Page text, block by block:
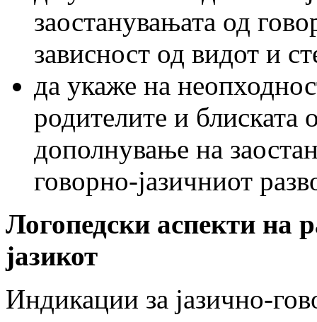
заостанувањата од
зависност од видот и
да укаже на
родителите и блиската
дополнување на
говорно-јазичниот
Логопедски аспекти на
јазикот
Индикации за јазично-